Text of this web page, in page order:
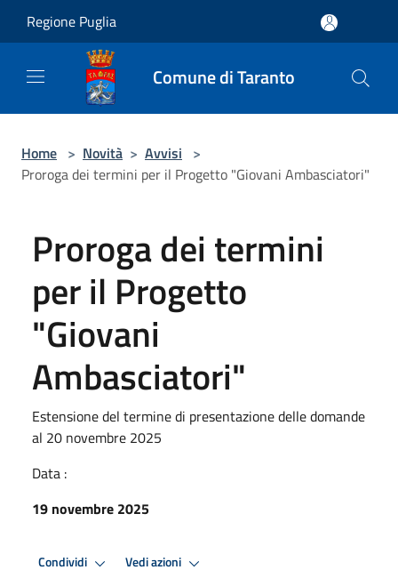
Regione Puglia
Comune di Taranto
Home > Novità > Avvisi >
Proroga dei termini per il Progetto "Giovani Ambasciatori"
Proroga dei termini
per il Progetto
"Giovani
Ambasciatori"
Estensione del termine di presentazione delle domande
al 20 novembre 2025
Data :
19 novembre 2025
Condividi Vedi azioni